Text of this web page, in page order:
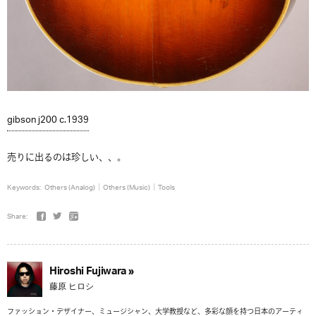
gibson j200 c.1939
売りに出るのは珍しい、、。
Keywords: Others (Analog) Others (Music) Tools
Share:
Hiroshi Fujiwara »
藤原 ヒロシ
ファッション・デザイナー、ミュージシャン、大学教授など、多彩な顔を持つ日本のアーティ